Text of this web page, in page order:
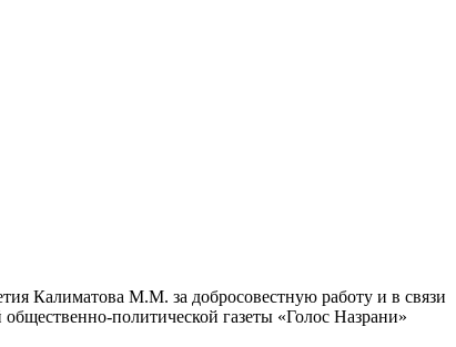
Калиматова М.М. за добросовестную работу и в связи
политической газеты «Голос Назрани»